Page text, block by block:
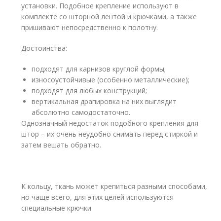
установки. Подобное крепление используют в
комплекте со шторной лентой и крючками, а также
пришивают непосредственно к полотну.
Достоинства:
подходят для карнизов круглой формы;
износоустойчивые (особенно металлические);
подходят для любых конструкций;
вертикальная драпировка на них выглядит
абсолютно самодостаточно.
Однозначный недостаток подобного крепления для
штор – их очень неудобно снимать перед стиркой и
затем вешать обратно.
К кольцу, ткань может крепиться разными способами,
но чаще всего, для этих целей используются
специальные крючки